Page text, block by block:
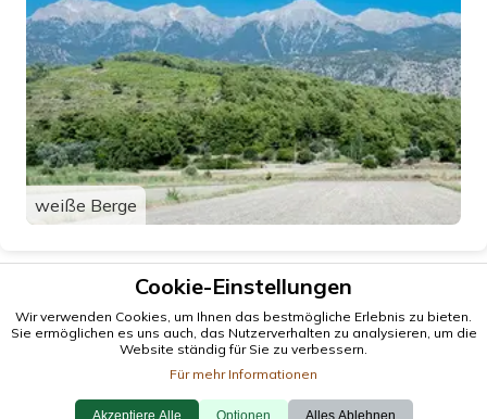
weiße Berge
Cookie-Einstellungen
Wir verwenden Cookies, um Ihnen das bestmögliche Erlebnis zu bieten.
Sie ermöglichen es uns auch, das Nutzerverhalten zu analysieren, um die
Website ständig für Sie zu verbessern.
Für mehr Informationen
Akzeptiere Alle Optionen Alles Ablehnen